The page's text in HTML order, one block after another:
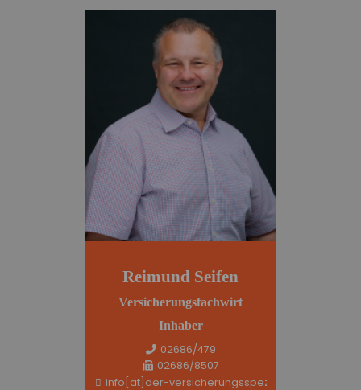
Reimund Seifen
Versicherungsfachwirt
Inhaber
02686/479
02686/8507
info[at]der-versicherungsspezi.de